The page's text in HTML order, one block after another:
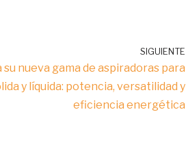
SIGUIENTE
nueva gama de aspiradoras para
y líquida: potencia, versatilidad y
eficiencia energética